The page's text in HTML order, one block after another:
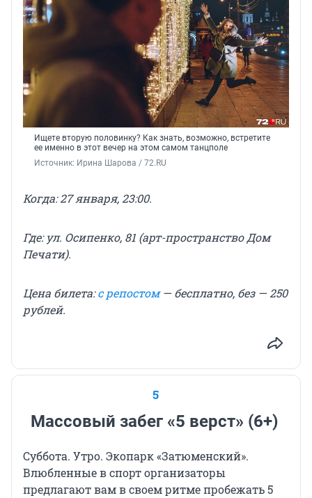
Ищете вторую половинку? Как знать, возможно, встретите
ее именно в этот вечер на этом самом танцполе
Источник: Ирина Шарова / 72.RU
Когда: 27 января, 23:00.
Где: ул. Осипенко, 81 (арт-пространство Дом
Печати).
Цена билета:с репостом— бесплатно, без — 250
рублей.
5
Массовый забег «5 верст» (6+)
Суббота. Утро. Экопарк «Затюменский».
Влюбленные в спорт организаторы
предлагают вам в своем ритме пробежать 5